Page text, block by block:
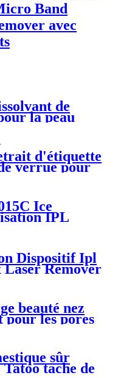
Band
avec
de
la peau
d'étiquette
verrue pour
étiquette de
Manual
Tag
Ice
IPL
Dispositif Ipl
Laser Remover
De La Peau
beauté nez
pour les pores
de la tête
sûr
tache de